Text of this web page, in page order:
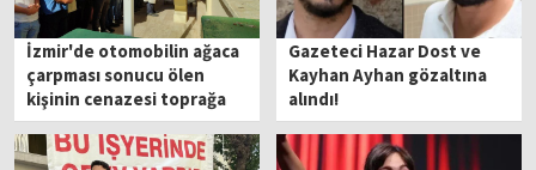
İzmir'de otomobilin ağaca
çarpması sonucu ölen
kişinin cenazesi toprağa
verildi
Gazeteci Hazar Dost ve
Kayhan Ayhan gözaltına
alındı!